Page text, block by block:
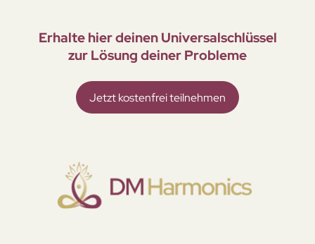
Erhalte hier deinen Universal­schlüssel
zur Lösung deiner Probleme
Jetzt kostenfrei teilnehmen